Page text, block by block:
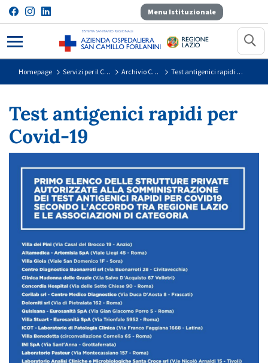
Menu Istituzionale
Test antigenici rapidi per Covid-19
Homepage Servizi per il Cittadino Archivio Covid-19 Test antigenici rapidi per Covid-19
Test antigenici rapidi per
Covid-19